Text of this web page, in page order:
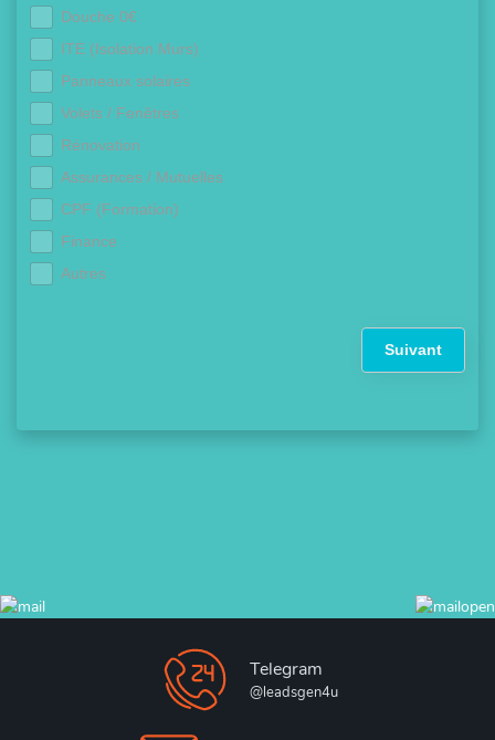
Douche 0€
ITE (Isolation Murs)
Panneaux solaires
Volets / Fenêtres
Rénovation
Assurances / Mutuelles
CPF (Formation)
Finance
Autres
Suivant
Telegram
@leadsgen4u